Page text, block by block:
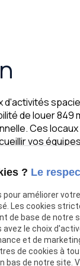
d'activités
de louer 849
Ces
vos
axes routiers
manquez pas
et à la réussite
? Le
améliorer
Les cookies
de base de notre
le choix
et de
de cookies à
bas de notre site.